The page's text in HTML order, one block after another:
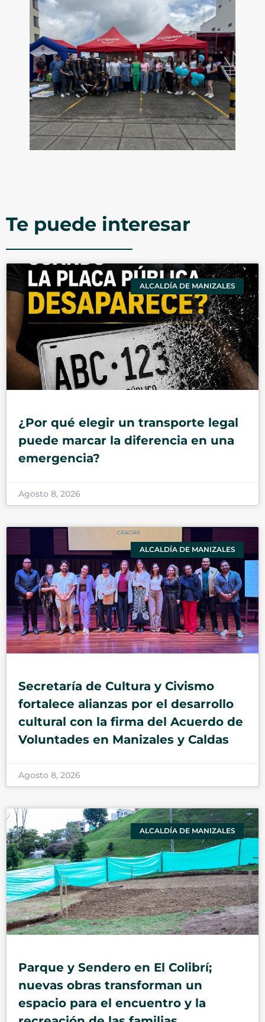
Te puede interesar
ALCALDÍA DE MANIZALES
¿Por qué elegir un transporte legal
puede marcar la diferencia en una
emergencia?
Agosto 8, 2026
ALCALDÍA DE MANIZALES
Secretaría de Cultura y Civismo
fortalece alianzas por el desarrollo
cultural con la firma del Acuerdo de
Voluntades en Manizales y Caldas
Agosto 8, 2026
ALCALDÍA DE MANIZALES
Parque y Sendero en El Colibrí;
nuevas obras transforman un
espacio para el encuentro y la